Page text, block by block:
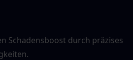
Schadensboost durch präzises